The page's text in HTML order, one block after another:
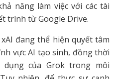
năng làm việc với các tài
trình từ Google Drive.
đang thể hiện quyết tâm
vực AI tạo sinh, đồng thời
của Grok trong môi